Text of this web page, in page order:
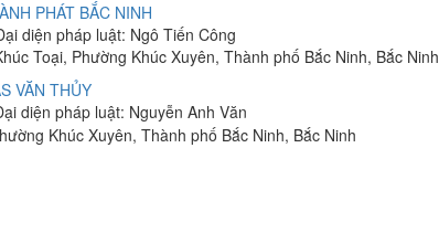
PHÁT BẮC NINH
diện pháp luật: Ngô Tiến Công
Toại, Phường Khúc Xuyên, Thành phố Bắc Ninh, Bắc Ninh
VĂN THỦY
diện pháp luật: Nguyễn Anh Văn
Khúc Xuyên, Thành phố Bắc Ninh, Bắc Ninh